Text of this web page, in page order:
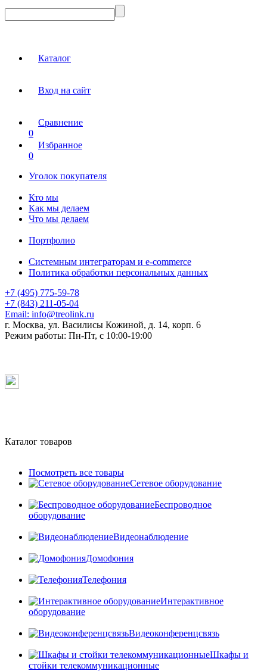
Каталог
Вход на сайт
Сравнение
0
Избранное
0
Уголок покупателя
Кто мы
Как мы делаем
Что мы делаем
Портфолио
Системным интеграторам и e-commerce
Политика обработки персональных данных
+7 (495) 775-59-78
+7 (843) 211-05-04
Email: info@treolink.ru
г. Москва, ул. Василисы Кожиной, д. 14, корп. 6
Режим работы: Пн-Пт, с 10:00-19:00
Каталог товаров
Посмотреть все товары
Сетевое оборудование
Беспроводное
оборудование
Видеонаблюдение
Домофония
Телефония
Интерактивное
оборудование
Видеоконференцсвязь
Шкафы и
стойки телекоммуникационные